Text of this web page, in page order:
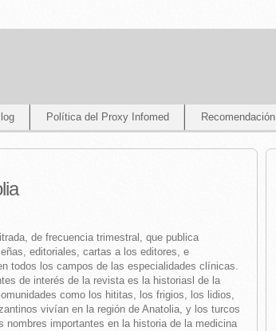
Política del Proxy Infomed Recomendación
de frecuencia trimestral, que publica
editoriales, cartas a los editores, e
todos los campos de las especialidades clínicas.
de interés de la revista es la historiasl de la
como los hititas, los frigios, los lidios,
vivían en la región de Anatolia, y los turcos
nombres importantes en la historia de la medicina